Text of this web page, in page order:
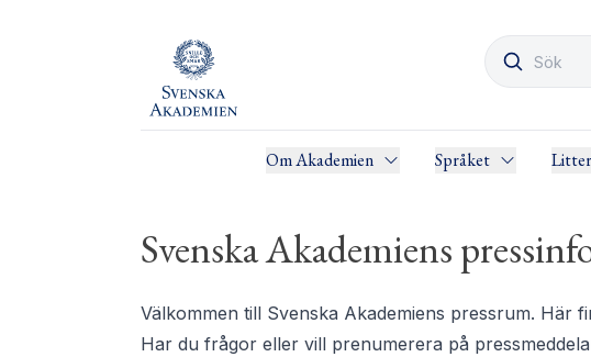
Om Akademien Språket
Svenska Akademiens
Välkommen till Svenska Akademiens pressrum. Här
Har du frågor eller vill prenumerera på